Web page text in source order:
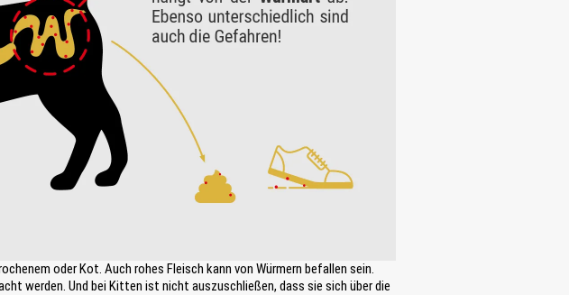
oder Kot. Auch rohes Fleisch kann von Würmern befallen sein.
werden. Und bei Kitten ist nicht auszuschließen, dass sie sich über die